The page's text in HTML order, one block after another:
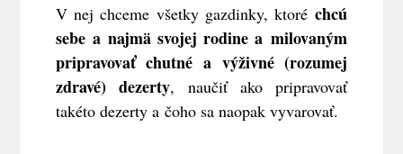
V nej chceme všetky gazdinky, ktoré chcú
sebe a najmä svojej rodine a milovaným
pripravovať chutné a výživné (rozumej
zdravé) dezerty, naučiť ako pripravovať
takéto dezerty a čoho sa naopak vyvarovať.